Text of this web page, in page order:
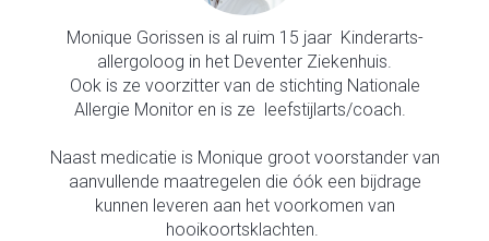
Monique Gorissen is al ruim 15 jaar Kinderarts-
allergoloog in het Deventer Ziekenhuis.
Ook is ze voorzitter van de stichting Nationale
Allergie Monitor en is ze leefstijlarts/coach.
Naast medicatie is Monique groot voorstander van
aanvullende maatregelen die óók een bijdrage
kunnen leveren aan het voorkomen van
hooikoortsklachten.